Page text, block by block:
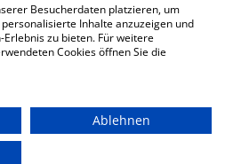
DATENSCHUTZ / AGB
Besucherdaten platzieren, um
Inhalte anzuzeigen und
zu bieten. Für weitere
Cookies öffnen Sie die
Ablehnen